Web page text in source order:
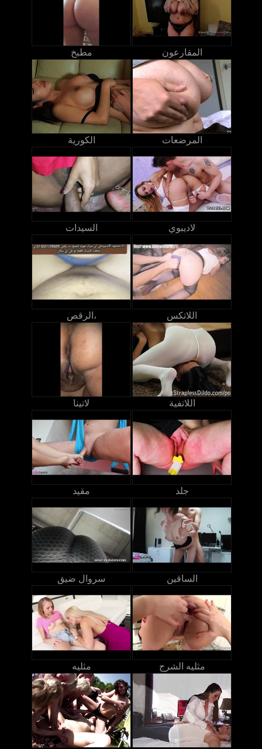
مطبخ المقارعون
الكورية المرضعات
السيدات لاديبوي
الرقص، اللاتكس
لاتينا اللاتفية
مقيد جلد
سروال ضيق الساقين
مثليه مثليه الشرج